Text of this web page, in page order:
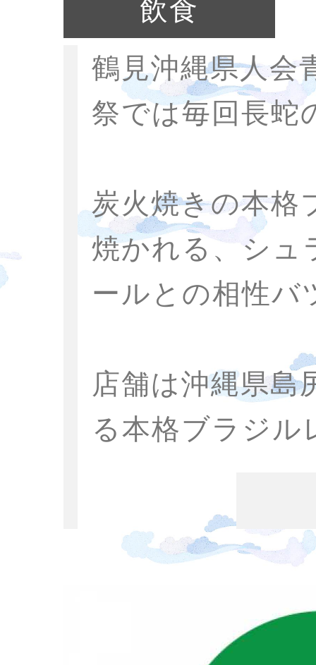
飲食
鶴見沖縄県人会
祭では毎回長蛇
炭火焼きの本格
焼かれる、シュ
ールとの相性バ
店舗は沖縄県島
る本格ブラジル